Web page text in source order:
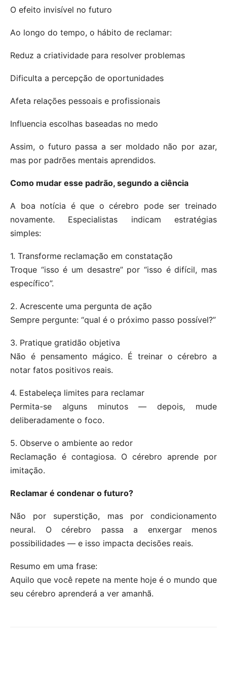
O efeito invisível no futuro
Ao longo do tempo, o hábito de reclamar:
Reduz a criatividade para resolver problemas
Dificulta a percepção de oportunidades
Afeta relações pessoais e profissionais
Influencia escolhas baseadas no medo
Assim, o futuro passa a ser moldado não por azar,
mas por padrões mentais aprendidos.
Como mudar esse padrão, segundo a ciência
A boa notícia é que o cérebro pode ser treinado
novamente. Especialistas indicam estratégias
simples:
1. Transforme reclamação em constatação
Troque “isso é um desastre” por “isso é difícil, mas
específico”.
2. Acrescente uma pergunta de ação
Sempre pergunte: “qual é o próximo passo possível?”
3. Pratique gratidão objetiva
Não é pensamento mágico. É treinar o cérebro a
notar fatos positivos reais.
4. Estabeleça limites para reclamar
Permita-se alguns minutos — depois, mude
deliberadamente o foco.
5. Observe o ambiente ao redor
Reclamação é contagiosa. O cérebro aprende por
imitação.
Reclamar é condenar o futuro?
Não por superstição, mas por condicionamento
neural. O cérebro passa a enxergar menos
possibilidades — e isso impacta decisões reais.
Resumo em uma frase:
Aquilo que você repete na mente hoje é o mundo que
seu cérebro aprenderá a ver amanhã.